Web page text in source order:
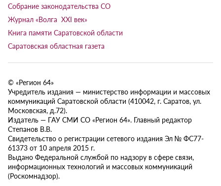
Собрание законодательства СО
Журнал «Волга XXI век»
Книга памяти Саратовской области
Саратовская областная газета
© «Регион 64»
Учредитель издания — министерство информации и массовых
коммуникаций Саратовской области (410042, г. Саратов, ул.
Московская, д.72).
Издатель — ГАУ СМИ СО «Регион 64». Главный редактор
Степанов В.В.
Свидетельство о регистрации сетевого издания Эл № ФС77-
61373 от 10 апреля 2015 г.
Выдано Федеральной службой по надзору в сфере связи,
информационных технологий и массовых коммуникаций
(Роскомнадзор).